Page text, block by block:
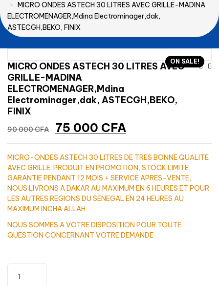
MICRO ONDES ASTECH 30 LITRES AVEC GRILLE-MADINA
ELECTROMENAGER,Mdina Electrominager,dak,
ASTECGH,BEKO, FINIX
ON SALE!
MICRO ONDES ASTECH 30 LITRES AVEC
GRILLE-MADINA
ELECTROMENAGER,Mdina
Electrominager,dak, ASTECGH,BEKO,
FINIX
90 000CFA
Le
initial
était :
90
000 CFA.
75 000 CFA
actuel
est :
75
000 CFA.
MICRO-ONDES ASTECH 30 LITRES DE TRES BONNE QUALITE
AVEC GRILLE. PRODUIT EN PROMOTION, STOCK LIMITE,
GARANTIE PENDANT 12 MOIS + SERVICE APRES-VENTE,
NOUS LIVRONS A DAKAR AU MAXIMUM EN 6 HEURES ET POUR
LES AUTRES REGIONS DU SENEGAL EN 24 HEURES AU
MAXIMUM INCHA ALLAH
NOUS SOMMES A VOTRE DISPOSITION POUR TOUTE
QUESTION CONCERNANT VOTRE DEMANDE